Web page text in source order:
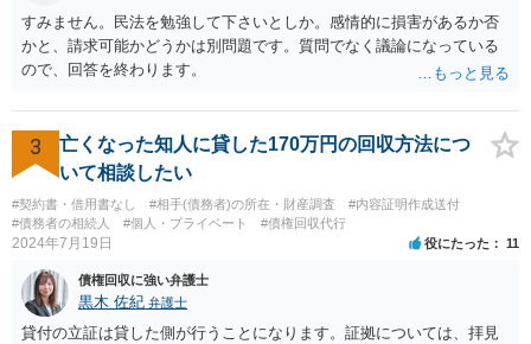
すみません。民法を勉強して下さいとしか。感情的に損害があるか否
かと、請求可能かどうかは別問題です。質問でなく議論になっている
ので、回答を終わります。
3
亡くなった知人に貸した170万円の回収方法につ
いて相談したい
#契約書・借用書なし #相手(債務者)の所在・財産調査
#内容証明作成送付
#債務者の相続人
#個人・プライベート #債権回収代行
2024年7月19日 役にたった 11
債権回収に強い弁護士
黒木 佐紀 弁護士
貸付の立証は貸した側が行うことになります。証拠については、拝見